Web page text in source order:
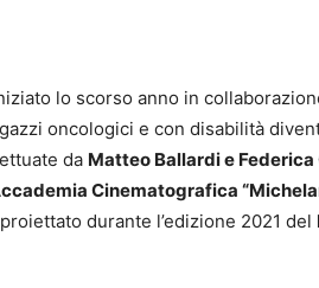
lo scorso anno in
oncologici e con disabilità
da Matteo Ballardi e Federica
Cinematografica
durante l’edizione 2021 del